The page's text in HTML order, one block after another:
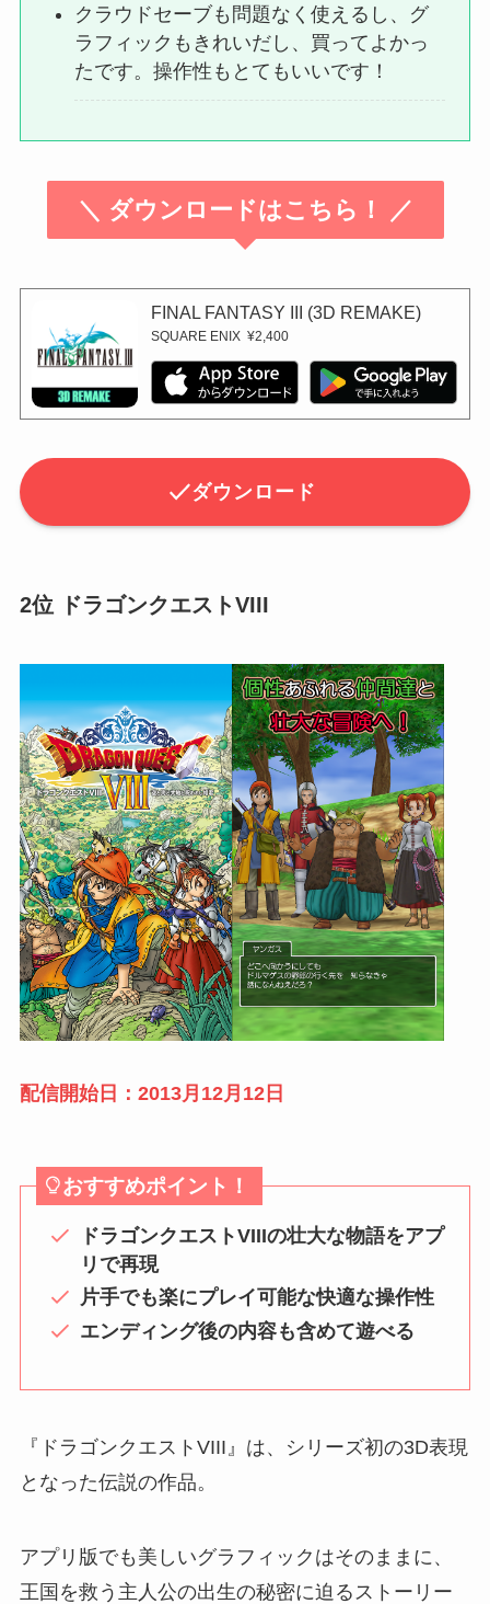
クラウドセーブも問題なく使えるし、グ
ラフィックもきれいだし、買ってよかっ
たです。操作性もとてもいいです！
＼ ダウンロードはこちら！ ／
FINAL FANTASY III (3D REMAKE)
SQUARE ENIX ¥2,400
ダウンロード
2位 ドラゴンクエストVIII
配信開始日：2013月12月12日
おすすめポイント！
ドラゴンクエストVIIIの壮大な物語をアプ
リで再現
片手でも楽にプレイ可能な快適な操作性
エンディング後の内容も含めて遊べる
『ドラゴンクエストVIII』は、シリーズ初の3D表現
となった伝説の作品。
アプリ版でも美しいグラフィックはそのままに、
王国を救う主人公の出生の秘密に迫るストーリー